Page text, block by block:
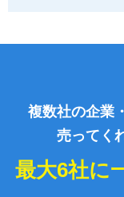
複数社の企業
売ってく
最大6社に